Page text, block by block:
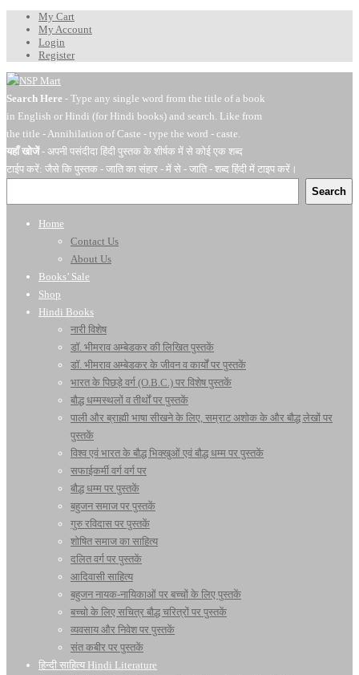
My Cart
My Account
Login
Register
Search Here - Type any single word from the title of a book
in English or Hindi (for Hindi books) and search. Like from
the title - Annihilation of Caste - type the word - caste.
यहाँ खोजें- अपनी पसंदीदा हिंदी पुस्तक के शीर्षक में से कोई एक शब्द
टाईप करें: जैसे कि पुस्तक - जाति का संहार - में से - जाति - शब्द हिंदी में टाइप करें।
Search
Home
Contact Us
About Us
Books’ Sale
Shop
Hindi Books
नारी विशेष
डॉ. भीमराव अम्बेडकर की लिखित पुस्तकें
डॉ. भीमराव अम्बेडकर के जीवन व कार्यों पर पुस्तकें
भारत के पिछड़े वर्ग (O.B.C.) पर विशेष पुस्तकें
बौद्ध धम्मस्थलों व तीर्थों पर पुस्तकें
पाली और ब्राह्मी भाषा सीखने के लिए, सम्राट अशोक के और बौद्ध लेखों पर
पुस्तकें
विश्व एवं भारत के बौद्ध भिक्खुओं एवं बौद्ध धम्म पर पुस्तकें
सफाईकर्मी वर्ग वर्ग पर
बौद्ध धम्म पर पुस्तकें
बहुजन समाज पर पुस्तकें
गुरु रविदास पर पुस्तकें
शोषित समाज का साहित्य
दलित वर्ग पर पुस्तकें
आदिवासी साहित्य
बहुजन नायक-नायिकाओं पर बच्चों के लिए पुस्तकें
बच्चो के लिए सचित्र बौद्ध चरित्रों पर पुस्तकें
व्यवसाय और निवेश पर पुस्तकें
संत कबीर पर पुस्तकें
हिन्दी साहित्य Hindi Literature